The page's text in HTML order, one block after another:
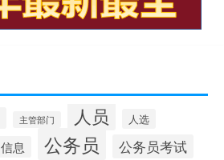
主管部门 人员 人选
信息 公务员 公务员考试